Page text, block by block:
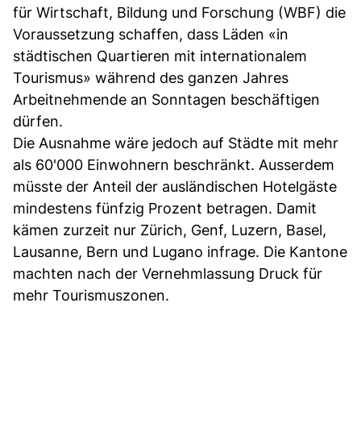
für Wirtschaft, Bildung und Forschung (WBF) die
Voraussetzung schaffen, dass Läden «in
städtischen Quartieren mit internationalem
Tourismus» während des ganzen Jahres
Arbeitnehmende an Sonntagen beschäftigen
dürfen.
Die Ausnahme wäre jedoch auf Städte mit mehr
als 60'000 Einwohnern beschränkt. Ausserdem
müsste der Anteil der ausländischen Hotelgäste
mindestens fünfzig Prozent betragen. Damit
kämen zurzeit nur Zürich, Genf, Luzern, Basel,
Lausanne, Bern und Lugano infrage. Die Kantone
machten nach der Vernehmlassung Druck für
mehr Tourismuszonen.